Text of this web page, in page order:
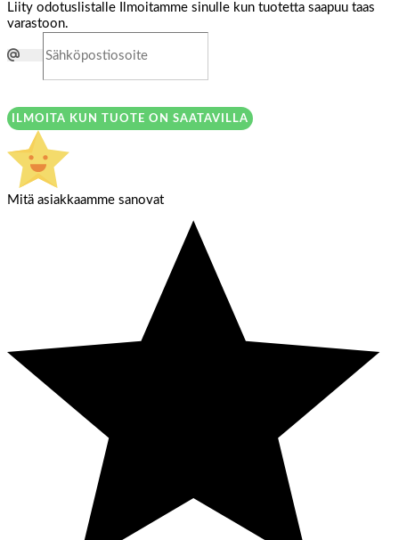
Liity odotuslistalle
Ilmoitamme sinulle kun tuotetta saapuu taas
varastoon.
ILMOITA KUN TUOTE ON SAATAVILLA
Mitä asiakkaamme sanovat